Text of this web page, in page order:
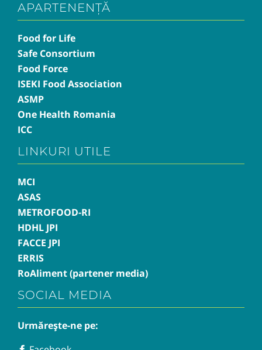
APARTENENȚĂ
Food for Life
Safe Consortium
Food Force
ISEKI Food Association
ASMP
One Health Romania
ICC
LINKURI UTILE
MCI
ASAS
METROFOOD-RI
HDHL JPI
FACCE JPI
ERRIS
RoAliment (partener media)
SOCIAL MEDIA
Urmărește-ne pe: